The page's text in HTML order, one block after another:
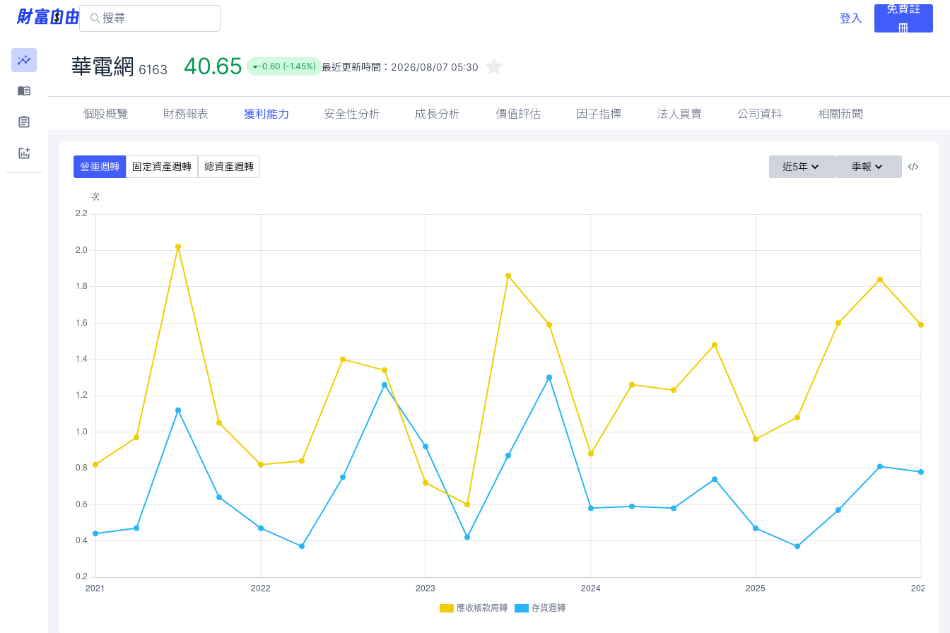
登入
免費註
冊
華電網 6163 40.65 -0.60 (-1.45%) 最近更新時間： 2026/08/07 05:30
個股概覽 財務報表 獲利能力 安全性分析 成長分析 價值評估 因子指標 法人買賣 公司資料 相關新聞
營運週轉 固定資產週轉 總資產週轉 近5年 季報
應收帳款周轉 存貨週轉